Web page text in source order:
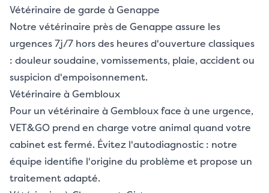
Vétérinaire de garde à Genappe
Notre vétérinaire près de Genappe assure les
urgences 7j/7 hors des heures d'ouverture classiques
: douleur soudaine, vomissements, plaie, accident ou
suspicion d'empoisonnement.
Vétérinaire à Gembloux
Pour un vétérinaire à Gembloux face à une urgence,
VET&GO prend en charge votre animal quand votre
cabinet est fermé. Évitez l'autodiagnostic : notre
équipe identifie l'origine du problème et propose un
traitement adapté.